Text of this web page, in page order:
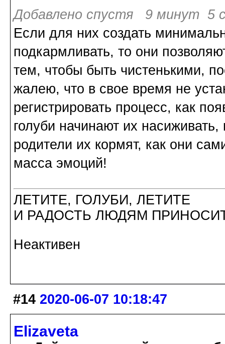
Добавлено спустя 9 минут 5
Если для них создать
подкармливать, то они
тем, чтобы быть чистенькими,
жалею, что в свое время не
регистрировать процесс, как
голуби начинают их
родители их кормят, как они
масса эмоций!
ЛЕТИТЕ, ГОЛУБИ, ЛЕТИТЕ
И РАДОСТЬ ЛЮДЯМ
Неактивен
#14 2020-06-07 10:18:47
Elizaveta